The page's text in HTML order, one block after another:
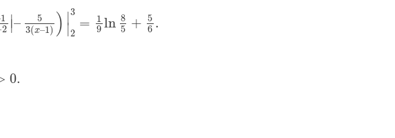
1
2
∣
∣–
5
3(x–1) ) ∣
∣
3
2
=
1
9 ln 8
5 + 5
6 .
0.